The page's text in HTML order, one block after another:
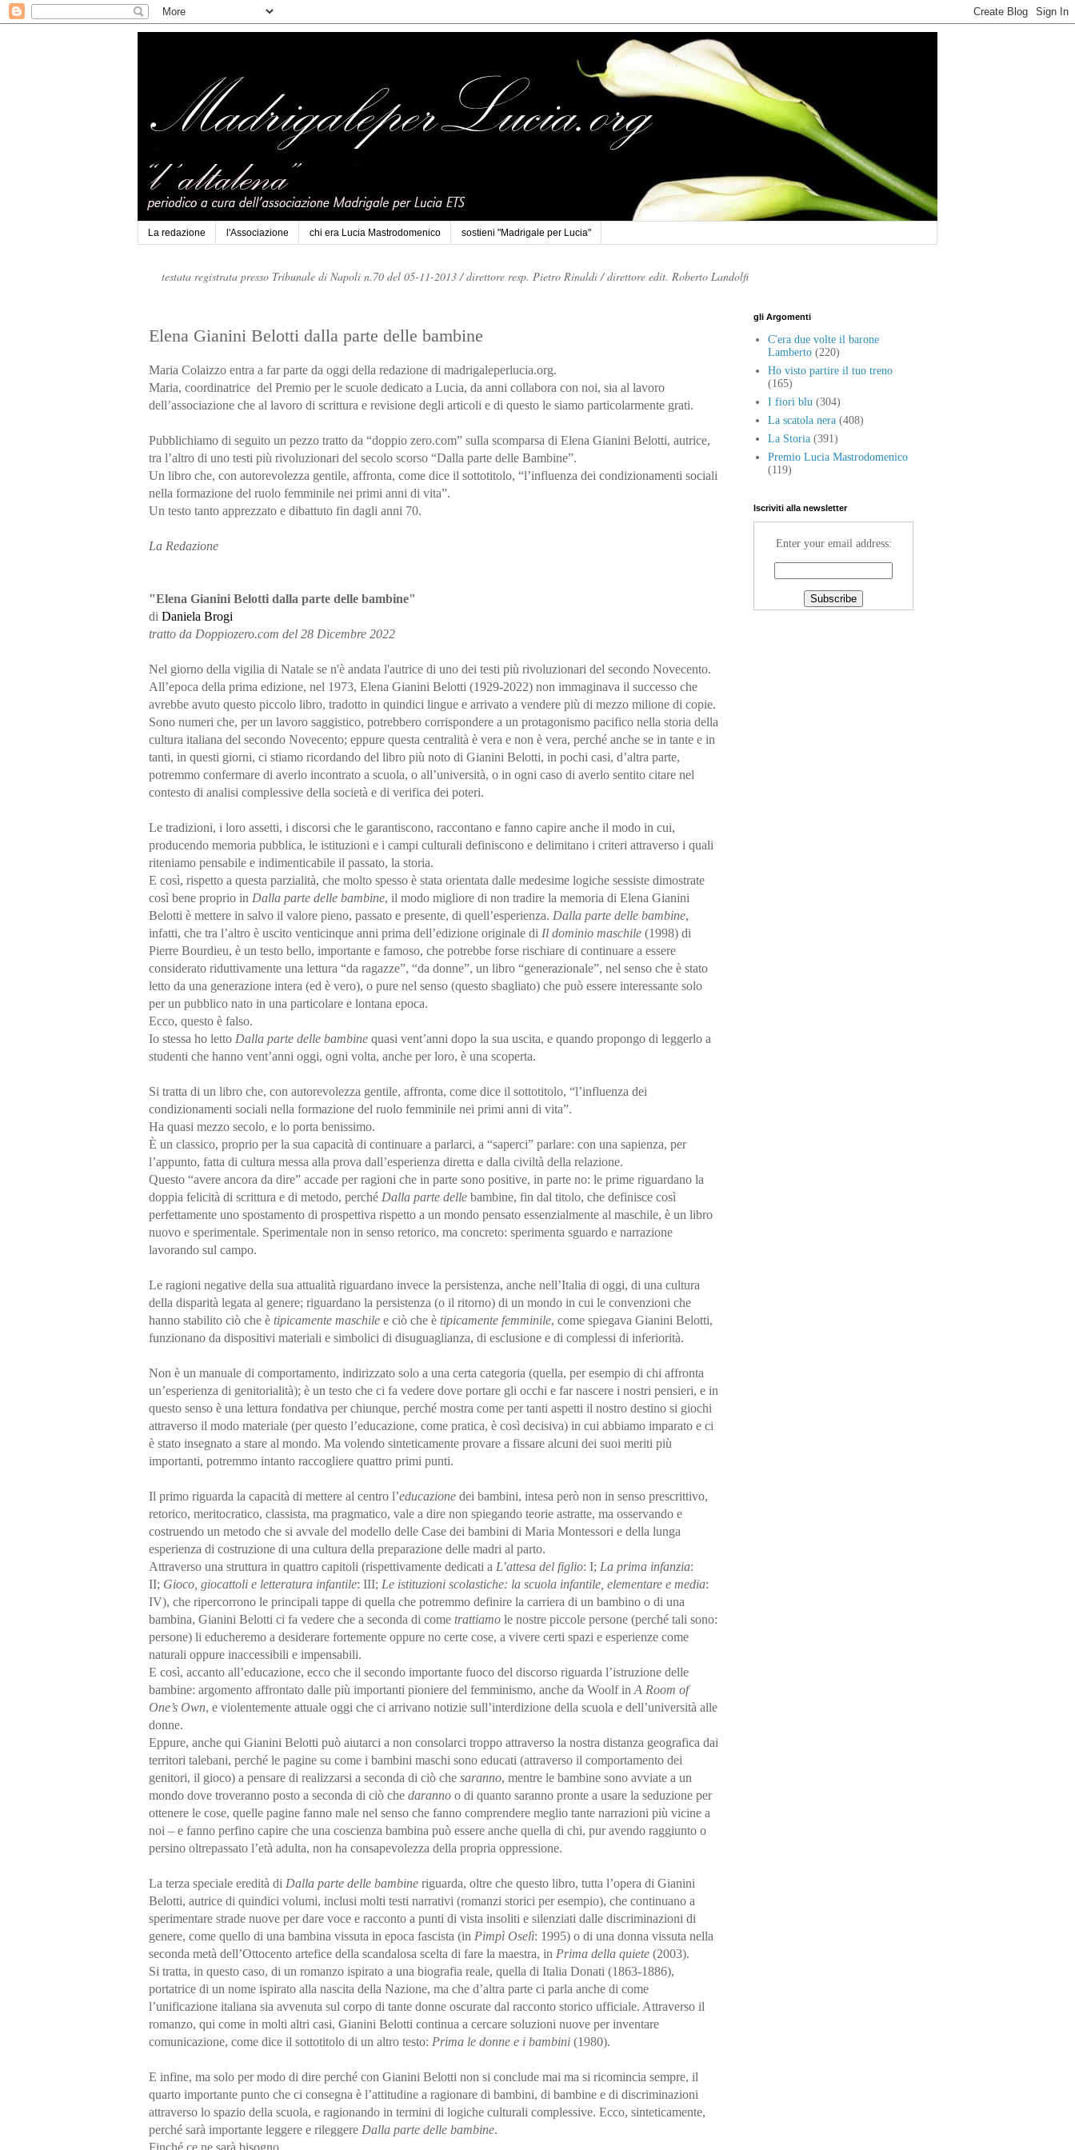
La redazione l'Associazione chi era Lucia Mastrodomenico sostieni "Madrigale per Lucia"
testata registrata presso Tribunale di Napoli n.70 del 05-11-2013 /direttore resp. Pietro Rinaldi /direttore edit. Roberto Landolfi
Elena Gianini Belotti dalla parte delle bambine
Maria Colaizzo entra a far parte da oggi della redazione di madrigaleperlucia.org.
Maria, coordinatrice del Premio per le scuole dedicato a Lucia, da anni collabora con noi, sia al lavoro
dell’associazione che al lavoro di scrittura e revisione degli articoli e di questo le siamo particolarmente grati.
Pubblichiamo di seguito un pezzo tratto da “doppio zero.com” sulla scomparsa di Elena Gianini Belotti, autrice,
tra l’altro di uno testi più rivoluzionari del secolo scorso “Dalla parte delle Bambine”.
Un libro che, con autorevolezza gentile, affronta, come dice il sottotitolo, “l’influenza dei condizionamenti sociali
nella formazione del ruolo femminile nei primi anni di vita”.
Un testo tanto apprezzato e dibattuto fin dagli anni 70.
La Redazione
"Elena Gianini Belotti dalla parte delle bambine"
di Daniela Brogi
tratto da Doppiozero.com del 28 Dicembre 2022
Nel giorno della vigilia di Natale se n'è andata l'autrice di uno dei testi più rivoluzionari del secondo Novecento.
All’epoca della prima edizione, nel 1973, Elena Gianini Belotti (1929-2022) non immaginava il successo che
avrebbe avuto questo piccolo libro, tradotto in quindici lingue e arrivato a vendere più di mezzo milione di copie.
Sono numeri che, per un lavoro saggistico, potrebbero corrispondere a un protagonismo pacifico nella storia della
cultura italiana del secondo Novecento; eppure questa centralità è vera e non è vera, perché anche se in tante e in
tanti, in questi giorni, ci stiamo ricordando del libro più noto di Gianini Belotti, in pochi casi, d’altra parte,
potremmo confermare di averlo incontrato a scuola, o all’università, o in ogni caso di averlo sentito citare nel
contesto di analisi complessive della società e di verifica dei poteri.
Le tradizioni, i loro assetti, i discorsi che le garantiscono, raccontano e fanno capire anche il modo in cui,
producendo memoria pubblica, le istituzioni e i campi culturali definiscono e delimitano i criteri attraverso i quali
riteniamo pensabile e indimenticabile il passato, la storia.
E così, rispetto a questa parzialità, che molto spesso è stata orientata dalle medesime logiche sessiste dimostrate
così bene proprio in Dalla parte delle bambine, il modo migliore di non tradire la memoria di Elena Gianini
Belotti è mettere in salvo il valore pieno, passato e presente, di quell’esperienza. Dalla parte delle bambine,
infatti, che tra l’altro è uscito venticinque anni prima dell’edizione originale di Il dominio maschile (1998) di
Pierre Bourdieu, è un testo bello, importante e famoso, che potrebbe forse rischiare di continuare a essere
considerato riduttivamente una lettura “da ragazze”, “da donne”, un libro “generazionale”, nel senso che è stato
letto da una generazione intera (ed è vero), o pure nel senso (questo sbagliato) che può essere interessante solo
per un pubblico nato in una particolare e lontana epoca.
Ecco, questo è falso.
Io stessa ho letto Dalla parte delle bambine quasi vent’anni dopo la sua uscita, e quando propongo di leggerlo a
studenti che hanno vent’anni oggi, ogni volta, anche per loro, è una scoperta.
Si tratta di un libro che, con autorevolezza gentile, affronta, come dice il sottotitolo, “l’influenza dei
condizionamenti sociali nella formazione del ruolo femminile nei primi anni di vita”.
Ha quasi mezzo secolo, e lo porta benissimo.
È un classico, proprio per la sua capacità di continuare a parlarci, a “saperci” parlare: con una sapienza, per
l’appunto, fatta di cultura messa alla prova dall’esperienza diretta e dalla civiltà della relazione.
Questo “avere ancora da dire” accade per ragioni che in parte sono positive, in parte no: le prime riguardano la
doppia felicità di scrittura e di metodo, perché Dalla parte delle bambine, fin dal titolo, che definisce così
perfettamente uno spostamento di prospettiva rispetto a un mondo pensato essenzialmente al maschile, è un libro
nuovo e sperimentale. Sperimentale non in senso retorico, ma concreto: sperimenta sguardo e narrazione
lavorando sul campo.
Le ragioni negative della sua attualità riguardano invece la persistenza, anche nell’Italia di oggi, di una cultura
della disparità legata al genere; riguardano la persistenza (o il ritorno) di un mondo in cui le convenzioni che
hanno stabilito ciò che è tipicamente maschile e ciò che è tipicamente femminile, come spiegava Gianini Belotti,
funzionano da dispositivi materiali e simbolici di disuguaglianza, di esclusione e di complessi di inferiorità.
Non è un manuale di comportamento, indirizzato solo a una certa categoria (quella, per esempio di chi affronta
un’esperienza di genitorialità); è un testo che ci fa vedere dove portare gli occhi e far nascere i nostri pensieri, e in
questo senso è una lettura fondativa per chiunque, perché mostra come per tanti aspetti il nostro destino si giochi
attraverso il modo materiale (per questo l’educazione, come pratica, è così decisiva) in cui abbiamo imparato e ci
è stato insegnato a stare al mondo. Ma volendo sinteticamente provare a fissare alcuni dei suoi meriti più
importanti, potremmo intanto raccogliere quattro primi punti.
Il primo riguarda la capacità di mettere al centro l’educazione dei bambini, intesa però non in senso prescrittivo,
retorico, meritocratico, classista, ma pragmatico, vale a dire non spiegando teorie astratte, ma osservando e
costruendo un metodo che si avvale del modello delle Case dei bambini di Maria Montessori e della lunga
esperienza di costruzione di una cultura della preparazione delle madri al parto.
Attraverso una struttura in quattro capitoli (rispettivamente dedicati a L’attesa del figlio: I; La prima infanzia:
II; Gioco, giocattoli e letteratura infantile: III; Le istituzioni scolastiche: la scuola infantile, elementare e media:
IV), che ripercorrono le principali tappe di quella che potremmo definire la carriera di un bambino o di una
bambina, Gianini Belotti ci fa vedere che a seconda di come trattiamo le nostre piccole persone (perché tali sono:
persone) li educheremo a desiderare fortemente oppure no certe cose, a vivere certi spazi e esperienze come
naturali oppure inaccessibili e impensabili.
E così, accanto all’educazione, ecco che il secondo importante fuoco del discorso riguarda l’istruzione delle
bambine: argomento affrontato dalle più importanti pioniere del femminismo, anche da Woolf in A Room of
One’s Own, e violentemente attuale oggi che ci arrivano notizie sull’interdizione della scuola e dell’università alle
donne.
Eppure, anche qui Gianini Belotti può aiutarci a non consolarci troppo attraverso la nostra distanza geografica dai
territori talebani, perché le pagine su come i bambini maschi sono educati (attraverso il comportamento dei
genitori, il gioco) a pensare di realizzarsi a seconda di ciò che saranno, mentre le bambine sono avviate a un
mondo dove troveranno posto a seconda di ciò che daranno o di quanto saranno pronte a usare la seduzione per
ottenere le cose, quelle pagine fanno male nel senso che fanno comprendere meglio tante narrazioni più vicine a
noi – e fanno perfino capire che una coscienza bambina può essere anche quella di chi, pur avendo raggiunto o
persino oltrepassato l’età adulta, non ha consapevolezza della propria oppressione.
La terza speciale eredità di Dalla parte delle bambine riguarda, oltre che questo libro, tutta l’opera di Gianini
Belotti, autrice di quindici volumi, inclusi molti testi narrativi (romanzi storici per esempio), che continuano a
sperimentare strade nuove per dare voce e racconto a punti di vista insoliti e silenziati dalle discriminazioni di
genere, come quello di una bambina vissuta in epoca fascista (in Pimpì Oselì: 1995) o di una donna vissuta nella
seconda metà dell’Ottocento artefice della scandalosa scelta di fare la maestra, in Prima della quiete (2003).
Si tratta, in questo caso, di un romanzo ispirato a una biografia reale, quella di Italia Donati (1863-1886),
portatrice di un nome ispirato alla nascita della Nazione, ma che d’altra parte ci parla anche di come
l’unificazione italiana sia avvenuta sul corpo di tante donne oscurate dal racconto storico ufficiale. Attraverso il
romanzo, qui come in molti altri casi, Gianini Belotti continua a cercare soluzioni nuove per inventare
comunicazione, come dice il sottotitolo di un altro testo: Prima le donne e i bambini (1980).
E infine, ma solo per modo di dire perché con Gianini Belotti non si conclude mai ma si ricomincia sempre, il
quarto importante punto che ci consegna è l’attitudine a ragionare di bambini, di bambine e di discriminazioni
attraverso lo spazio della scuola, e ragionando in termini di logiche culturali complessive. Ecco, sinteticamente,
perché sarà importante leggere e rileggere Dalla parte delle bambine.
Finché ce ne sarà bisogno.
gli Argomenti
C'era due volte il barone
Lamberto (220)
Ho visto partire il tuo treno
(165)
I fiori blu (304)
La scatola nera (408)
La Storia (391)
Premio Lucia Mastrodomenico
(119)
Iscriviti alla newsletter
Enter your email address: